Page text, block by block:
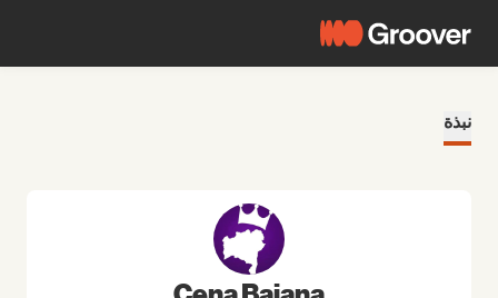
نبذة